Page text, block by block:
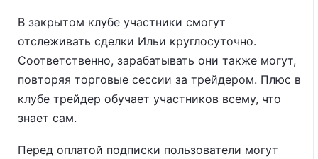
В закрытом клубе участники смогут
отслеживать сделки Ильи круглосуточно.
Соответственно, зарабатывать они также могут,
повторяя торговые сессии за трейдером. Плюс в
клубе трейдер обучает участников всему, что
знает сам.
Перед оплатой подписки пользователи могут